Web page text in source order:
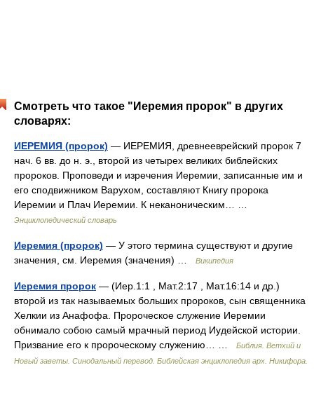
Смотреть что такое "Иеремия пророк" в других
словарях:
ИЕРЕМИЯ (пророк) — ИЕРЕМИЯ, древнееврейский пророк 7
нач. 6 вв. до н. э., второй из четырех великих библейских
пророков. Проповеди и изречения Иеремии, записанные им и
его сподвижником Варухом, составляют Книгу пророка
Иеремии и Плач Иеремии. К неканоническим… …
Энциклопедический словарь
Иеремия (пророк) — У этого термина существуют и другие
значения, см. Иеремия (значения) …
Википедия
Иеремия пророк — (Иер.1:1 , Мат.2:17 , Мат.16:14 и др.)
второй из так называемых больших пророков, сын священника
Хелкии из Анафофа. Пророческое служение Иеремии
обнимало собою самый мрачный период Иудейской истории.
Призвание его к пророческому служению… …
Библия. Ветхий и
Новый заветы. Синодальный перевод. Библейская энциклопедия арх. Никифора.